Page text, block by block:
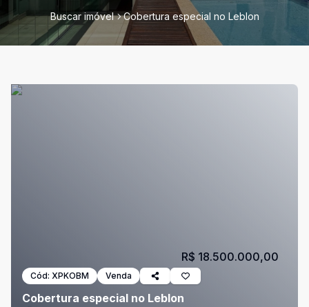
Buscar imóvel Cobertura especial no Leblon
Cód: XPKOBM Venda
Cobertura especial no Leblon
R$ 18.500.000,00